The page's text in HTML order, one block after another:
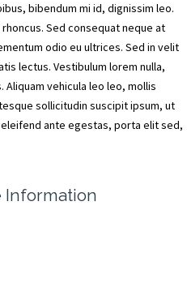
bibendum mi id, dignissim leo.
Sed consequat neque at
odio eu ultrices. Sed in velit
lectus. Vestibulum lorem nulla,
vehicula leo leo, mollis
sollicitudin suscipit ipsum, ut
ante egestas, porta elit sed,
Information